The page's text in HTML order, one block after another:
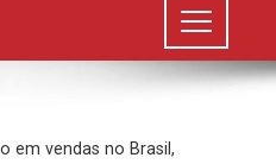
em vendas no Brasil,